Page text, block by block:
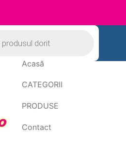
Acasă
CATEGORII
PRODUSE
Contact